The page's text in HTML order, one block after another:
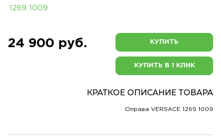
24 900 руб. КУПИТЬ
КУПИТЬ В 1 КЛИК
КРАТКОЕ ОПИСАНИЕ ТОВАРА
Оправа VERSACE 1269 1009